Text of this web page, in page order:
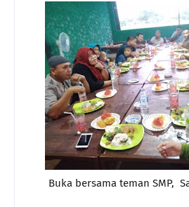
Buka bersama teman SMP,